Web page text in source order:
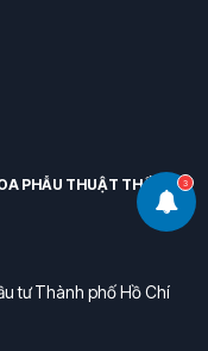
3
PHẪU THUẬT THẨM
tư Thành phố Hồ Chí